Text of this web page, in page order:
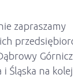
zapraszamy
i Śląska na